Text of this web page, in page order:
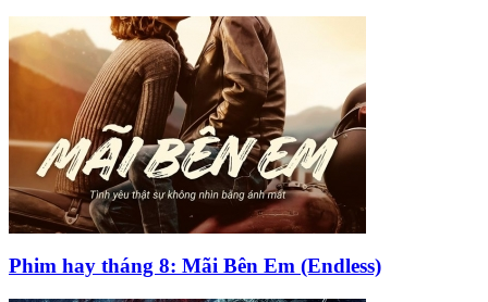
Phim hay tháng 8: Mãi Bên Em (Endless)